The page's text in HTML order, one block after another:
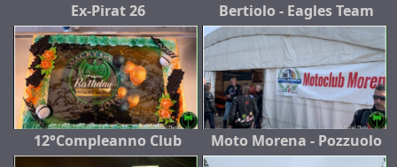
Ex-Pirat 26 Bertiolo - Eagles Team
12°Compleanno Club Moto Morena - Pozzuolo